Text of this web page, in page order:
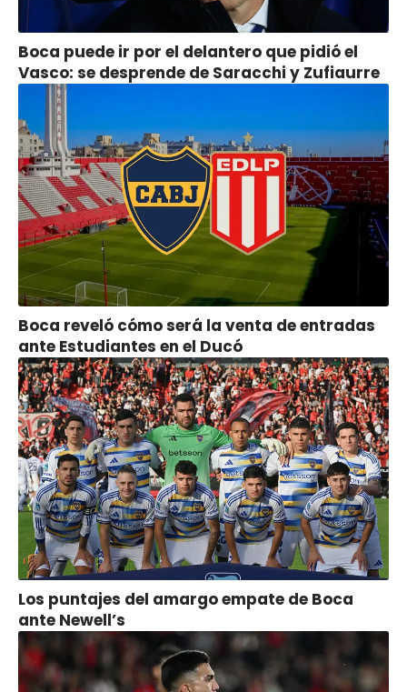
Boca puede ir por el delantero que pidió el
Vasco: se desprende de Saracchi y Zufiaurre
Boca reveló cómo será la venta de entradas
ante Estudiantes en el Ducó
Los puntajes del amargo empate de Boca
ante Newell’s